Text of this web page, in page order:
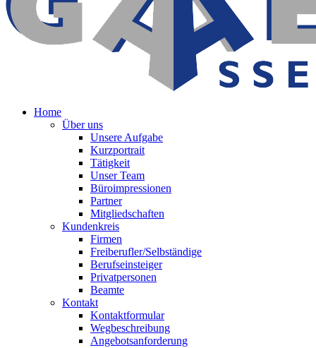
Home
Über uns
Unsere Aufgabe
Kurzportrait
Tätigkeit
Unser Team
Büroimpressionen
Partner
Mitgliedschaften
Kundenkreis
Firmen
Freiberufler/Selbständige
Berufseinsteiger
Privatpersonen
Beamte
Kontakt
Kontaktformular
Wegbeschreibung
Angebotsanforderung